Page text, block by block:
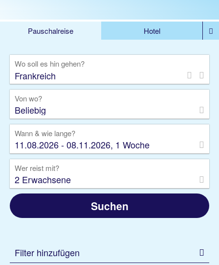
Pauschalreise
Hotel
Rundreise
Kreuzfahrt
Gruppenreise
Camper Privattransfer
Wo soll es hin gehen?
Von wo?
Beliebig
Wann & wie lange?
11.08.2026 - 08.11.2026, 1 Woche
Wer reist mit?
2 Erwachsene
Suchen
Filter hinzufügen